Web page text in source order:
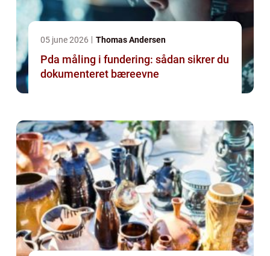
05 june 2026 Thomas Andersen
Pda måling i fundering: sådan sikrer du
dokumenteret bæreevne